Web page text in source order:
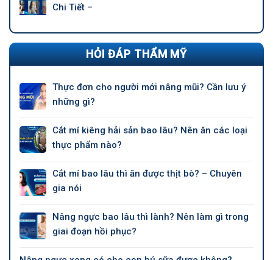
Chi Tiết –
HỎI ĐÁP THẨM MỸ
Thực đơn cho người mới nâng mũi? Cần lưu ý
những gì?
Cắt mí kiêng hải sản bao lâu? Nên ăn các loại
thực phẩm nào?
Cắt mí bao lâu thì ăn được thịt bò? – Chuyên
gia nói
Nâng ngực bao lâu thì lành? Nên làm gì trong
giai đoạn hồi phục?